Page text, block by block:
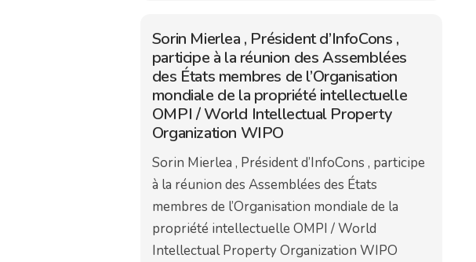
Sorin Mierlea , Président d’InfoCons ,
participe à la réunion des Assemblées
des États membres de l’Organisation
mondiale de la propriété intellectuelle
OMPI / World Intellectual Property
Organization WIPO
Sorin Mierlea , Président d’InfoCons , participe
à la réunion des Assemblées des États
membres de l’Organisation mondiale de la
propriété intellectuelle OMPI / World
Intellectual Property Organization WIPO